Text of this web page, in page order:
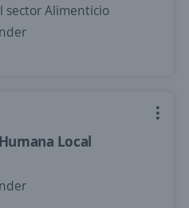
sector Alimenticio
Local